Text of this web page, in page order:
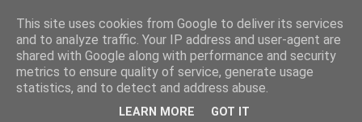
This site uses cookies from Google to deliver its services
and to analyze traffic. Your IP address and user-agent are
shared with Google along with performance and security
metrics to ensure quality of service, generate usage
statistics, and to detect and address abuse.
LEARN MORE GOT IT